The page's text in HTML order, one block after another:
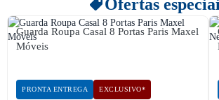
Ofertas
Guarda Roupa Casal 8 Portas Paris Maxel
Móveis
PRONTA ENTREGA EXCLUSIVO*